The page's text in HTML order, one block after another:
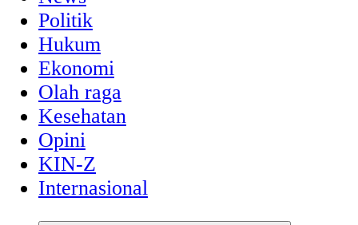
Politik
Hukum
Ekonomi
Olah raga
Kesehatan
Opini
KIN-Z
Internasional